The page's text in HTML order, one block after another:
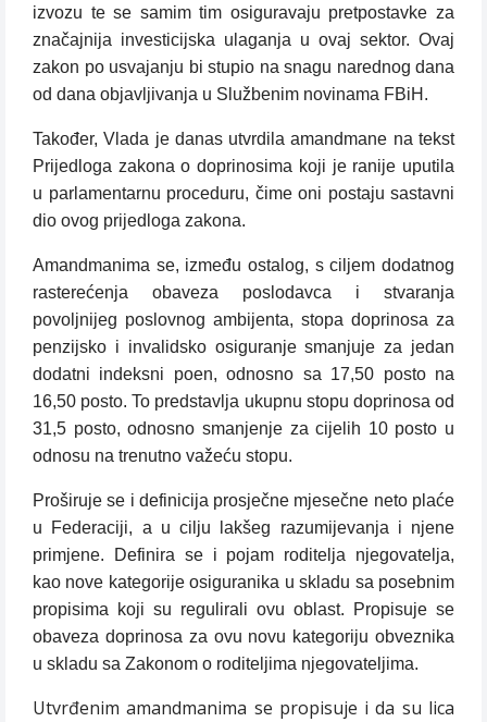
izvozu te se samim tim osiguravaju pretpostavke za
značajnija investicijska ulaganja u ovaj sektor. Ovaj
zakon po usvajanju bi stupio na snagu narednog dana
od dana objavljivanja u Službenim novinama FBiH.
Također, Vlada je danas utvrdila amandmane na tekst
Prijedloga zakona o doprinosima koji je ranije uputila
u parlamentarnu proceduru, čime oni postaju sastavni
dio ovog prijedloga zakona.
Amandmanima se, između ostalog, s ciljem dodatnog
rasterećenja obaveza poslodavca i stvaranja
povoljnijeg poslovnog ambijenta, stopa doprinosa za
penzijsko i invalidsko osiguranje smanjuje za jedan
dodatni indeksni poen, odnosno sa 17,50 posto na
16,50 posto. To predstavlja ukupnu stopu doprinosa od
31,5 posto, odnosno smanjenje za cijelih 10 posto u
odnosu na trenutno važeću stopu.
Proširuje se i definicija prosječne mjesečne neto plaće
u Federaciji, a u cilju lakšeg razumijevanja i njene
primjene. Definira se i pojam roditelja njegovatelja,
kao nove kategorije osiguranika u skladu sa posebnim
propisima koji su regulirali ovu oblast. Propisuje se
obaveza doprinosa za ovu novu kategoriju obveznika
u skladu sa Zakonom o roditeljima njegovateljima.
Utvrđenim amandmanima se propisuje i da su lica